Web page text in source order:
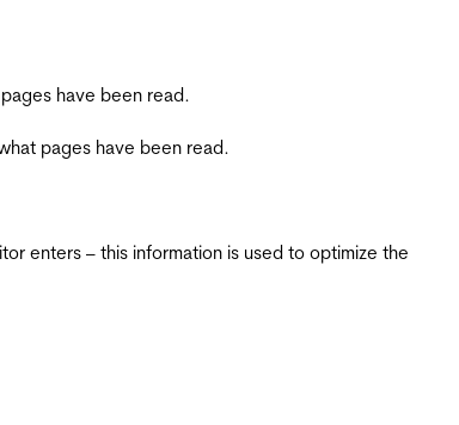
have been read.
pages have been read.
enters – this information is used to optimize the